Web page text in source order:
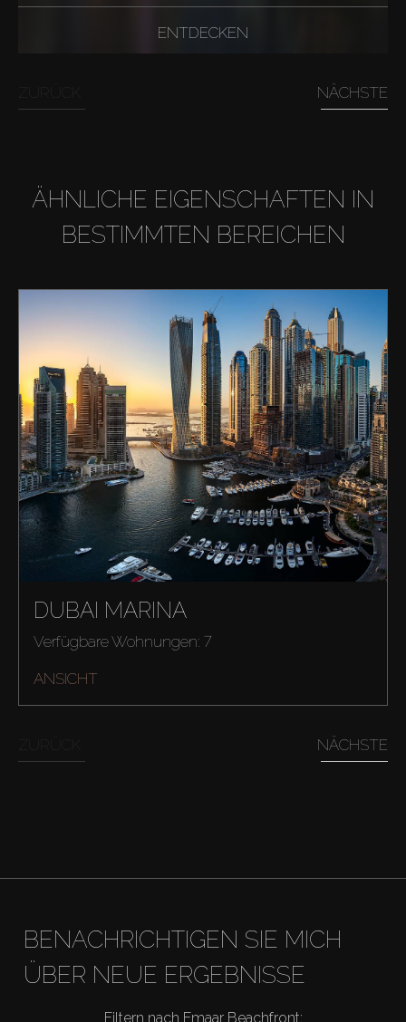
ENTDECKEN
NÄCHSTE
ÄHNLICHE EIGENSCHAFTEN IN
BESTIMMTEN BEREICHEN
DUBAI MARINA
Verfügbare Wohnungen: 7
ANSICHT
NÄCHSTE
BENACHRICHTIGEN SIE MICH
ÜBER NEUE ERGEBNISSE
Filtern nach Emaar Beachfront: